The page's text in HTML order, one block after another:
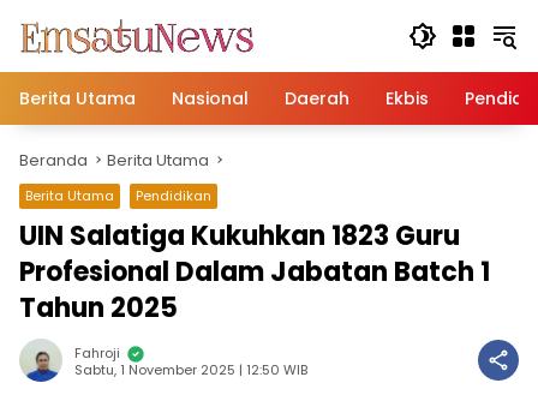
konten
Berita Utama
Nasional Daerah Ekbis
Beranda Berita Utama
Berita Utama Pendidikan
UIN Salatiga Kukuhkan 1823 Guru
Profesional Dalam Jabatan Batch 1
Tahun 2025
Fahroji
Sabtu, 1 November 2025 | 12:50 WIB